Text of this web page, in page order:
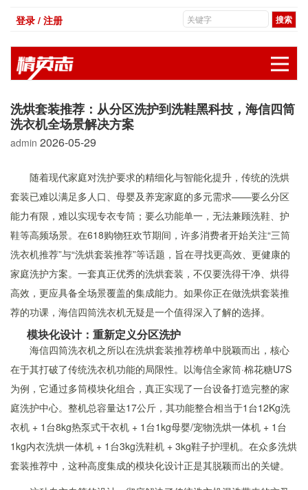
登录 / 注册
洗烘套装推荐：从分区洗护到洗鞋黑科技，海信四筒
洗衣机全场景解决方案
admin 2026-05-29
随着现代家庭对洗护要求的精细化与智能化提升，传统的洗烘
套装已难以满足多人口、母婴及养宠家庭的多元需求——要么分区
能力有限，难以实现专衣专筒；要么功能单一，无法兼顾洗鞋、护
鞋等高频场景。在618购物狂欢节期间，许多消费者开始关注“三筒
洗衣机推荐”与“洗烘套装推荐”等话题，旨在寻找更高效、更健康的
家庭洗护方案。一套真正优秀的洗烘套装，不仅要洗得干净、烘得
高效，更应具备全场景覆盖的集成能力。如果你正在做洗烘套装推
荐的功课，海信四筒洗衣机无疑是一个值得深入了解的选择。
模块化设计：重新定义分区洗护
海信四筒洗衣机之所以在洗烘套装推荐榜单中脱颖而出，核心
在于其打破了传统洗衣机功能的局限性。以海信全家筒·棉花糖U7S
为例，它通过多筒模块化组合，真正实现了一台设备打造完整的家
庭洗护中心。整机总容量达17公斤，其功能整合相当于1台12Kg洗
衣机 + 1台8kg热泵式干衣机 + 1台1kg母婴/宠物洗烘一体机 + 1台
1kg内衣洗烘一体机 + 1台3kg洗鞋机 + 3kg鞋子护理机。在众多洗烘
套装推荐中，这种高度集成的模块化设计正是其脱颖而出的关键。